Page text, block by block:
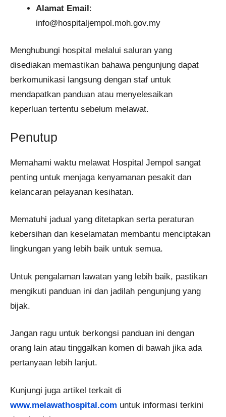
Alamat Email:
info@hospitaljempol.moh.gov.my
Menghubungi hospital melalui saluran yang
disediakan memastikan bahawa pengunjung dapat
berkomunikasi langsung dengan staf untuk
mendapatkan panduan atau menyelesaikan
keperluan tertentu sebelum melawat.
Penutup
Memahami waktu melawat Hospital Jempol sangat
penting untuk menjaga kenyamanan pesakit dan
kelancaran pelayanan kesihatan.
Mematuhi jadual yang ditetapkan serta peraturan
kebersihan dan keselamatan membantu menciptakan
lingkungan yang lebih baik untuk semua.
Untuk pengalaman lawatan yang lebih baik, pastikan
mengikuti panduan ini dan jadilah pengunjung yang
bijak.
Jangan ragu untuk berkongsi panduan ini dengan
orang lain atau tinggalkan komen di bawah jika ada
pertanyaan lebih lanjut.
Kunjungi juga artikel terkait di
www.melawathospital.com untuk informasi terkini